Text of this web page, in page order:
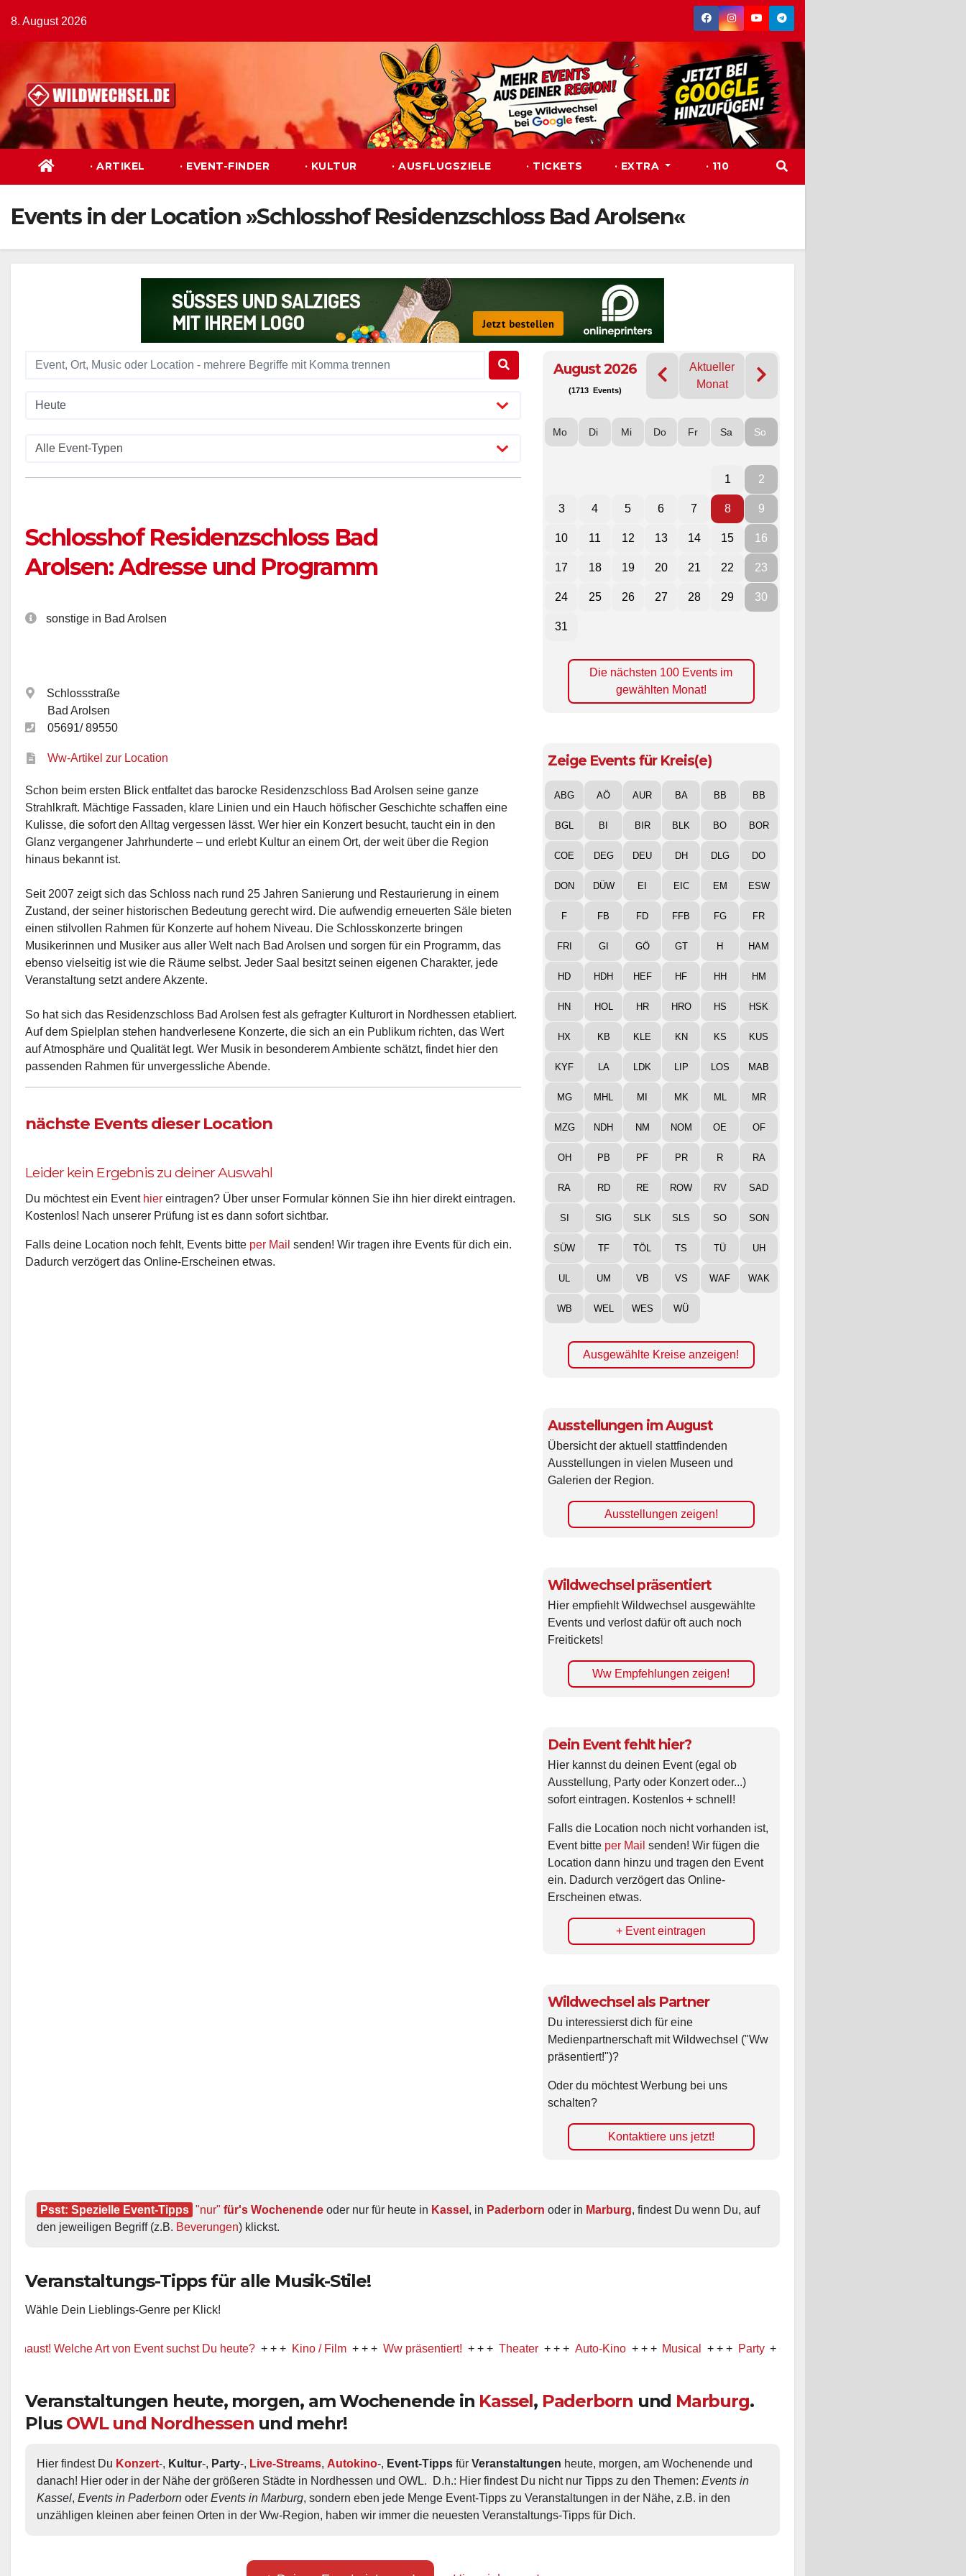
Inhalt
springen
8. August 2026
· ARTIKEL · EVENT-FINDER · KULTUR · AUSFLUGSZIELE · TICKETS · EXTRA · 110
Events in der Location »Schlosshof Residenzschloss Bad Arolsen«
Schlosshof Residenzschloss Bad
Arolsen: Adresse und Programm
sonstige in Bad Arolsen
Schlossstraße
Bad Arolsen
05691/ 89550
Ww-Artikel zur Location
Schon beim ersten Blick entfaltet das barocke Residenzschloss Bad Arolsen seine ganze
Strahlkraft. Mächtige Fassaden, klare Linien und ein Hauch höfischer Geschichte schaffen eine
Kulisse, die sofort den Alltag vergessen lässt. Wer hier ein Konzert besucht, taucht ein in den
Glanz vergangener Jahrhunderte – und erlebt Kultur an einem Ort, der weit über die Region
hinaus bekannt ist.
Seit 2007 zeigt sich das Schloss nach rund 25 Jahren Sanierung und Restaurierung in einem
Zustand, der seiner historischen Bedeutung gerecht wird. Die aufwendig erneuerten Säle bieten
einen stilvollen Rahmen für Konzerte auf hohem Niveau. Die Schlosskonzerte bringen
Musikerinnen und Musiker aus aller Welt nach Bad Arolsen und sorgen für ein Programm, das
ebenso vielseitig ist wie die Räume selbst. Jeder Saal besitzt seinen eigenen Charakter, jede
Veranstaltung setzt andere Akzente.
So hat sich das Residenzschloss Bad Arolsen fest als gefragter Kulturort in Nordhessen etabliert.
Auf dem Spielplan stehen handverlesene Konzerte, die sich an ein Publikum richten, das Wert
auf Atmosphäre und Qualität legt. Wer Musik in besonderem Ambiente schätzt, findet hier den
passenden Rahmen für unvergessliche Abende.
nächste Events dieser Location
Leider kein Ergebnis zu deiner Auswahl
Du möchtest ein Event hier eintragen? Über unser Formular können Sie ihn hier direkt eintragen.
Kostenlos! Nach unserer Prüfung ist es dann sofort sichtbar.
Falls deine Location noch fehlt, Events bitte per Mail senden! Wir tragen ihre Events für dich ein.
Dadurch verzögert das Online-Erscheinen etwas.
August 2026
(1713 Events)
Aktueller
Monat
Mo Di Mi Do Fr Sa So
1 2
3 4 5 6 7 8 9
10 11 12 13 14 15 16
17 18 19 20 21 22 23
24 25 26 27 28 29 30
31
Die nächsten 100 Events im
gewählten Monat!
Zeige Events für Kreis(e)
ABG AÖ AUR BA BB BB
BGL BI BIR BLK BO BOR
COE DEG DEU DH DLG DO
DON DÜW EI EIC EM ESW
F FB FD FFB FG FR
FRI GI GÖ GT H HAM
HD HDH HEF HF HH HM
HN HOL HR HRO HS HSK
HX KB KLE KN KS KUS
KYF LA LDK LIP LOS MAB
MG MHL MI MK ML MR
MZG NDH NM NOM OE OF
OH PB PF PR R RA
RA RD RE ROW RV SAD
SI SIG SLK SLS SO SON
SÜW TF TÖL TS TÜ UH
UL UM VB VS WAF WAK
WB WEL WES WÜ
Ausgewählte Kreise anzeigen!
Ausstellungen im August
Übersicht der aktuell stattfindenden
Ausstellungen in vielen Museen und
Galerien der Region.
Ausstellungen zeigen!
Wildwechsel präsentiert
Hier empfiehlt Wildwechsel ausgewählte
Events und verlost dafür oft auch noch
Freitickets!
Ww Empfehlungen zeigen!
Dein Event fehlt hier?
Hier kannst du deinen Event (egal ob
Ausstellung, Party oder Konzert oder...)
sofort eintragen. Kostenlos + schnell!
Falls die Location noch nicht vorhanden ist,
Event bitte per Mail senden! Wir fügen die
Location dann hinzu und tragen den Event
ein. Dadurch verzögert das Online-
Erscheinen etwas.
+ Event eintragen
Wildwechsel als Partner
Du interessierst dich für eine
Medienpartnerschaft mit Wildwechsel ("Ww
präsentiert!")?
Oder du möchtest Werbung bei uns
schalten?
Kontaktiere uns jetzt!
Psst: Spezielle Event-Tipps "nur" für's Wochenende oder nur für heute in Kassel, in Paderborn oder in Marburg, findest Du wenn Du, auf
den jeweiligen Begriff (z.B. Beverungen) klickst.
Veranstaltungs-Tipps für alle Musik-Stile!
Wähle Dein Lieblings-Genre per Klick!
Welche Art von Event suchst Du heute? + + + Kino / Film + + + Ww präsentiert! + + + Theater + + + Auto-Kino + + + Musical + + + Party + + + Konzert
Veranstaltungen heute, morgen, am Wochenende in Kassel, Paderborn und Marburg.
Plus OWL und Nordhessen und mehr!
Hier findest Du Konzert-, Kultur-, Party-, Live-Streams, Autokino-, Event-Tipps für Veranstaltungen heute, morgen, am Wochenende und
danach! Hier oder in der Nähe der größeren Städte in Nordhessen und OWL.  D.h.: Hier findest Du nicht nur Tipps zu den Themen: Events in
Kassel, Events in Paderborn oder Events in Marburg, sondern eben jede Menge Event-Tipps zu Veranstaltungen in der Nähe, z.B. in den
unzähligen kleinen aber feinen Orten in der Ww-Region, haben wir immer die neuesten Veranstaltungs-Tipps für Dich.